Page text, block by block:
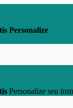
Personalize
Personalize seu